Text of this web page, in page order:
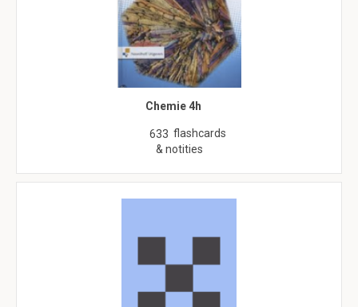
Chemie 4h
633 flashcards
& notities